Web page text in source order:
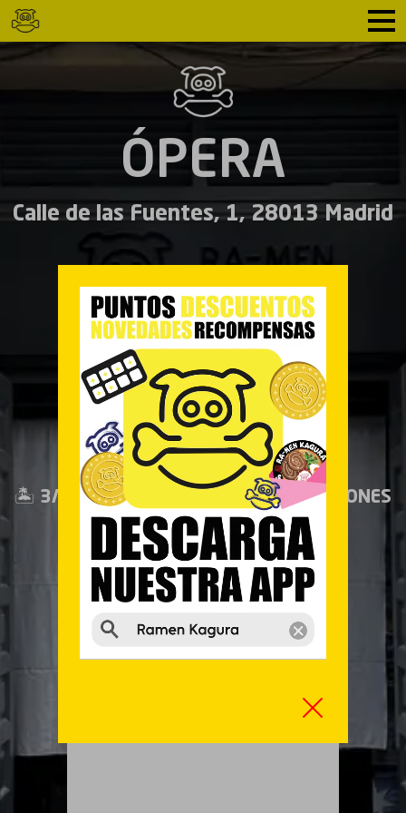
ÓPERA
Calle de las Fuentes, 1, 28013 Madrid
Español English
CARTA
MENÚ DEL MEDIO DÍA
13:00 – 16:00 ● 20:30 – 23:30
🏝️ 3/08 – 17/08: CERRADO POR VACACIONES
Información y reservas:
915 483 606